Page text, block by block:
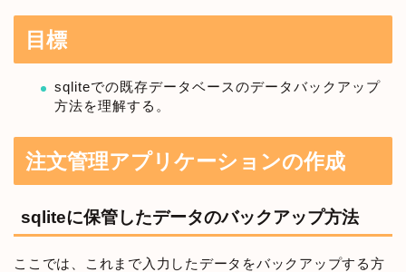
目標
sqliteでの既存データベースのデータバックアップ
方法を理解する。
注文管理アプリケーションの作成
sqliteに保管したデータのバックアップ方法
ここでは、これまで入力したデータをバックアップする方